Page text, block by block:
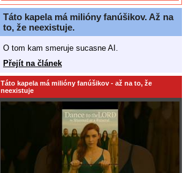
Táto kapela má milióny fanúšikov. Až na
to, že neexistuje.
O tom kam smeruje sucasne AI.
Přejít na článek
Táto kapela má milióny fanúšikov - až na to, že
neexistuje